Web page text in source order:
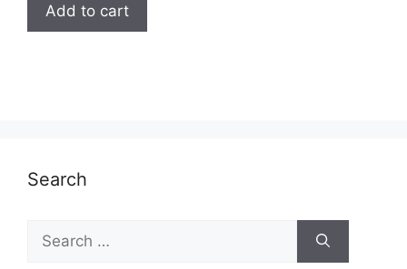
Add to cart
Search
for: